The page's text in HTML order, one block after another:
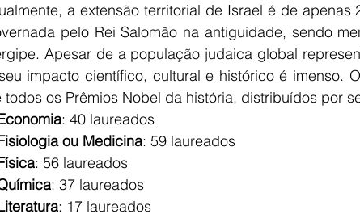
a extensão territorial de Israel é de apenas
pelo Rei Salomão na antiguidade, sendo
Apesar de a população judaica global
impacto científico, cultural e histórico é imenso.
todos os Prêmios Nobel da história, distribuídos por
: 40 laureados
ou Medicina: 59 laureados
: 56 laureados
: 37 laureados
: 17 laureados